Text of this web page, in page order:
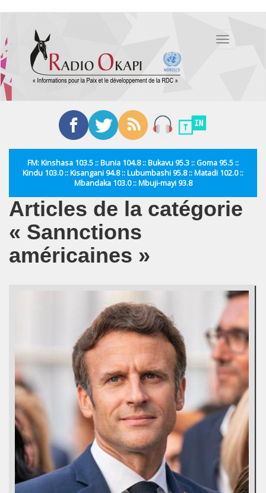
contenu
principal
Toggle
FM: Kinshasa 103.5 :: Bunia 104.8 :: Bukavu 95.3 :: Goma 95.5 ::
Kindu 103.0 :: Kisangani 94.8 :: Lubumbashi 95.8 :: Matadi 102.0 ::
Mbandaka 103.0 :: Mbuji-mayi 93.8
Articles de la catégorie
« Sannctions
américaines »